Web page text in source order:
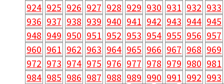
924 925 926 927 928 929 930 931 932 933
936 937 938 939 940 941 942 943 944 945
948 949 950 951 952 953 954 955 956 957
960 961 962 963 964 965 966 967 968 969
972 973 974 975 976 977 978 979 980 981
984 985 986 987 988 989 990 991 992 993